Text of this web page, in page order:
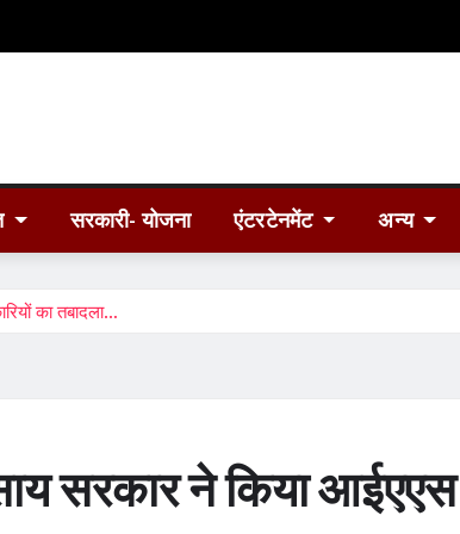
सरकारी- योजना एंटरटेनमेंट अन्य
का तबादला…
सरकार ने किया आईएएस